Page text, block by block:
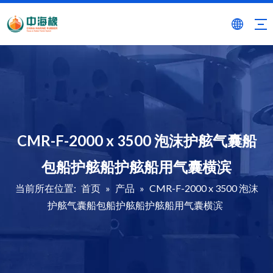
CMR-F-2000 x 3500 泡沫护舷气囊船
包船护舷船护舷船用气囊横滨
当前所在位置: 首页 » 产品 » CMR-F-2000 x 3500 泡沫
护舷气囊船包船护舷船护舷船用气囊横滨